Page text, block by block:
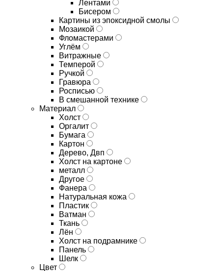
Лентами
Бисером
Картины из эпоксидной смолы
Мозаикой
Фломастерами
Углём
Витражные
Темперой
Ручкой
Гравюра
Росписью
В смешанной технике
Материал
Холст
Оргалит
Бумага
Картон
Дерево, Двп
Холст на картоне
металл
Другое
Фанера
Натуральная кожа
Пластик
Ватман
Ткань
Лён
Холст на подрамнике
Панель
Шелк
Цвет